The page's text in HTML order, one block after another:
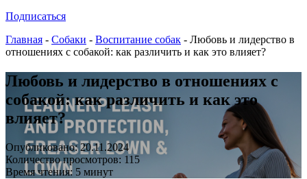
Подписаться
Главная - Собаки - Воспитание собак - Любовь и лидерство в
отношениях с собакой: как различить и как это влияет?
Любовь и лидерство в отношениях с
собакой: как различить и как это
влияет?
Опубликовано: 20.11.2024
Количество просмотров: 115
Время чтения: 5 минут